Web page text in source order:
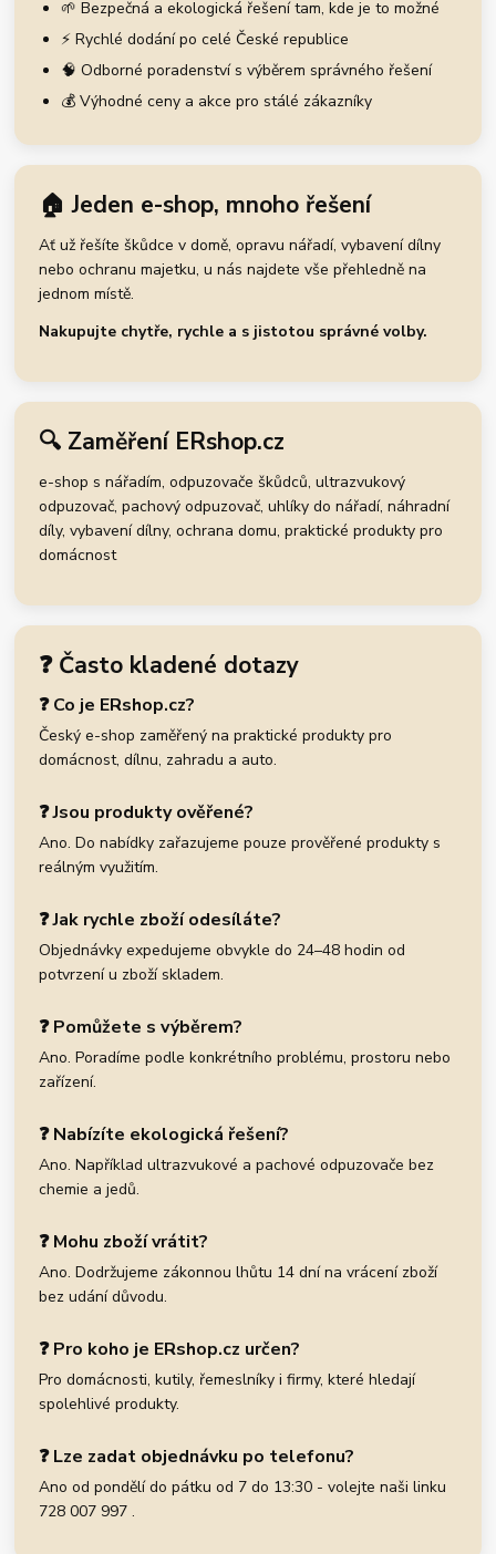
🌱 Bezpečná a ekologická řešení tam, kde je to možné
⚡ Rychlé dodání po celé České republice
🧠 Odborné poradenství s výběrem správného řešení
💰 Výhodné ceny a akce pro stálé zákazníky
🏠 Jeden e-shop, mnoho řešení
Ať už řešíte škůdce v domě, opravu nářadí, vybavení dílny
nebo ochranu majetku, u nás najdete vše přehledně na
jednom místě.
Nakupujte chytře, rychle a s jistotou správné volby.
🔍 Zaměření ERshop.cz
e-shop s nářadím, odpuzovače škůdců, ultrazvukový
odpuzovač, pachový odpuzovač, uhlíky do nářadí, náhradní
díly, vybavení dílny, ochrana domu, praktické produkty pro
domácnost
❓ Často kladené dotazy
❓ Co je ERshop.cz?
Český e-shop zaměřený na praktické produkty pro
domácnost, dílnu, zahradu a auto.
❓ Jsou produkty ověřené?
Ano. Do nabídky zařazujeme pouze prověřené produkty s
reálným využitím.
❓ Jak rychle zboží odesíláte?
Objednávky expedujeme obvykle do 24–48 hodin od
potvrzení u zboží skladem.
❓ Pomůžete s výběrem?
Ano. Poradíme podle konkrétního problému, prostoru nebo
zařízení.
❓ Nabízíte ekologická řešení?
Ano. Například ultrazvukové a pachové odpuzovače bez
chemie a jedů.
❓ Mohu zboží vrátit?
Ano. Dodržujeme zákonnou lhůtu 14 dní na vrácení zboží
bez udání důvodu.
❓ Pro koho je ERshop.cz určen?
Pro domácnosti, kutily, řemeslníky i firmy, které hledají
spolehlivé produkty.
❓ Lze zadat objednávku po telefonu?
Ano od pondělí do pátku od 7 do 13:30 - volejte naši linku
728 007 997 .